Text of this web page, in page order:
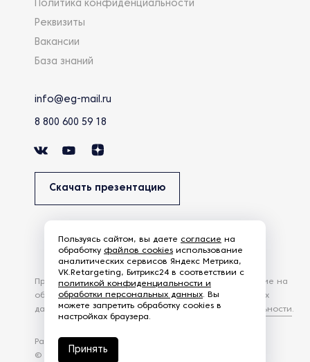
Политика конфиденциальности
Реквизиты
Вакансии
База знаний
info@eg-mail.ru
8 800 600 59 18
Скачать презентацию
Разработка сайта —
© 2026 – Eurasia Group. Все права защищены
Продолжая использовать наш сайт, вы даете согласие на
обработку файлов Cookies и других пользовательских
данных, в соответствии сПолитикой конфиденциальности.
Пользуясь сайтом, вы даете согласие на
обработку файлов cookies использование
аналитических сервисов Яндекс Метрика,
VK.Retargeting, Битрикс24 в соответствии с
политикой конфиденциальности и
обработки персональных данных. Вы
можете запретить обработку cookies в
настройках браузера.
Принять